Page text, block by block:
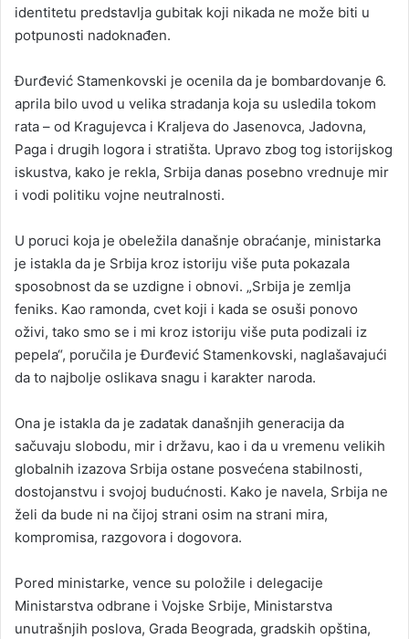
identitetu predstavlja gubitak koji nikada ne može biti u
potpunosti nadoknađen.
Đurđević Stamenkovski je ocenila da je bombardovanje 6.
aprila bilo uvod u velika stradanja koja su usledila tokom
rata – od Kragujevca i Kraljeva do Jasenovca, Jadovna,
Paga i drugih logora i stratišta. Upravo zbog tog istorijskog
iskustva, kako je rekla, Srbija danas posebno vrednuje mir
i vodi politiku vojne neutralnosti.
U poruci koja je obeležila današnje obraćanje, ministarka
je istakla da je Srbija kroz istoriju više puta pokazala
sposobnost da se uzdigne i obnovi. „Srbija je zemlja
feniks. Kao ramonda, cvet koji i kada se osuši ponovo
oživi, tako smo se i mi kroz istoriju više puta podizali iz
pepela“, poručila je Đurđević Stamenkovski, naglašavajući
da to najbolje oslikava snagu i karakter naroda.
Ona je istakla da je zadatak današnjih generacija da
sačuvaju slobodu, mir i državu, kao i da u vremenu velikih
globalnih izazova Srbija ostane posvećena stabilnosti,
dostojanstvu i svojoj budućnosti. Kako je navela, Srbija ne
želi da bude ni na čijoj strani osim na strani mira,
kompromisa, razgovora i dogovora.
Pored ministarke, vence su položile i delegacije
Ministarstva odbrane i Vojske Srbije, Ministarstva
unutrašnjih poslova, Grada Beograda, gradskih opština,